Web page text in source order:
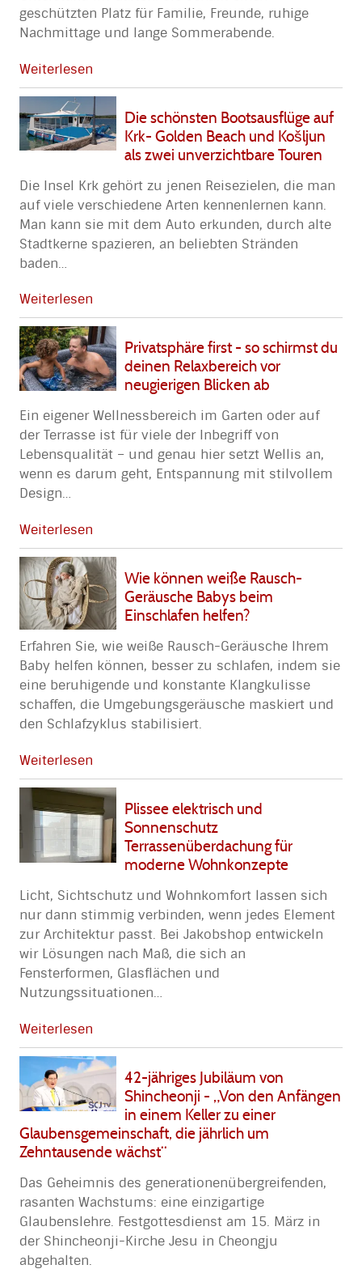
geschützten Platz für Familie, Freunde, ruhige
Nachmittage und lange Sommerabende.
Weiterlesen
Die schönsten Bootsausflüge auf
Krk- Golden Beach und Košljun
als zwei unverzichtbare Touren
Die Insel Krk gehört zu jenen Reisezielen, die man
auf viele verschiedene Arten kennenlernen kann.
Man kann sie mit dem Auto erkunden, durch alte
Stadtkerne spazieren, an beliebten Stränden
baden…
Weiterlesen
Privatsphäre first - so schirmst du
deinen Relaxbereich vor
neugierigen Blicken ab
Ein eigener Wellnessbereich im Garten oder auf
der Terrasse ist für viele der Inbegriff von
Lebensqualität – und genau hier setzt Wellis an,
wenn es darum geht, Entspannung mit stilvollem
Design…
Weiterlesen
Wie können weiße Rausch-
Geräusche Babys beim
Einschlafen helfen?
Erfahren Sie, wie weiße Rausch-Geräusche Ihrem
Baby helfen können, besser zu schlafen, indem sie
eine beruhigende und konstante Klangkulisse
schaffen, die Umgebungsgeräusche maskiert und
den Schlafzyklus stabilisiert.
Weiterlesen
Plissee elektrisch und
Sonnenschutz
Terrassenüberdachung für
moderne Wohnkonzepte
Licht, Sichtschutz und Wohnkomfort lassen sich
nur dann stimmig verbinden, wenn jedes Element
zur Architektur passt. Bei Jakobshop entwickeln
wir Lösungen nach Maß, die sich an
Fensterformen, Glasflächen und
Nutzungssituationen…
Weiterlesen
42-jähriges Jubiläum von
Shincheonji - „Von den Anfängen
in einem Keller zu einer
Glaubensgemeinschaft, die jährlich um
Zehntausende wächst“
Das Geheimnis des generationenübergreifenden,
rasanten Wachstums: eine einzigartige
Glaubenslehre. Festgottesdienst am 15. März in
der Shincheonji-Kirche Jesu in Cheongju
abgehalten.